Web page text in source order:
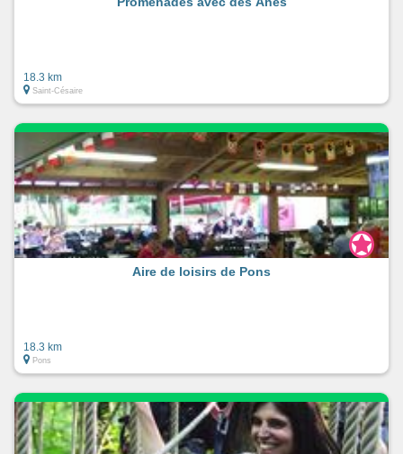
18.3 km
Saint-Césaire
Aire de loisirs de Pons
18.3 km
Pons